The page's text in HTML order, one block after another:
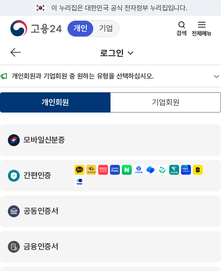
이 누리집은 대한민국 공식 전자정부 누리집입니다.
개인 기업
검색창 열기
전체메뉴
이전 페이지로 이동 로그인
개인회원과 기업회원 중 원하는 유형을 선택하십시오.
개인회원 기업회원
모바일신분증
간편인증
공동인증서
금융인증서